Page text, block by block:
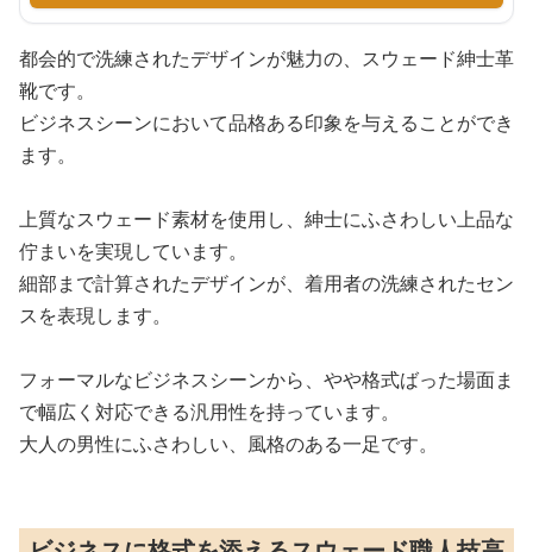
都会的で洗練されたデザインが魅力の、スウェード紳士革
靴です。
ビジネスシーンにおいて品格ある印象を与えることができ
ます。
上質なスウェード素材を使用し、紳士にふさわしい上品な
佇まいを実現しています。
細部まで計算されたデザインが、着用者の洗練されたセン
スを表現します。
フォーマルなビジネスシーンから、やや格式ばった場面ま
で幅広く対応できる汎用性を持っています。
大人の男性にふさわしい、風格のある一足です。